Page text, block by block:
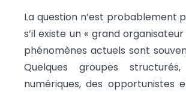
La question n’est probablement
s’il existe un « grand organisateur
phénomènes actuels sont
Quelques groupes
numériques, des opportunistes